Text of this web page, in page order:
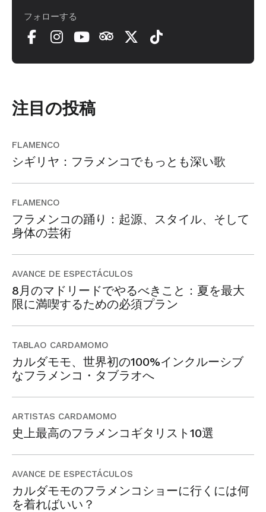
フォローする
注目の投稿
FLAMENCO
シギリヤ：フラメンコでもっとも深い歌
FLAMENCO
フラメンコの踊り：起源、スタイル、そして
身体の芸術
AVANCE DE ESPECTÁCULOS
8月のマドリードでやるべきこと：夏を最大
限に満喫するための必須プラン
TABLAO CARDAMOMO
カルダモモ、世界初の100%インクルーシブ
なフラメンコ・タブラオへ
ARTISTAS CARDAMOMO
史上最高のフラメンコギタリスト10選
AVANCE DE ESPECTÁCULOS
カルダモモのフラメンコショーに行くには何
を着ればいい？